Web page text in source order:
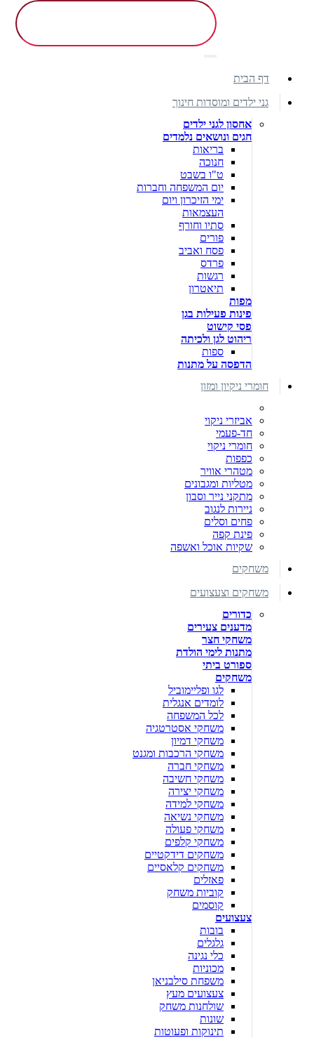
דף הבית
גני ילדים ומוסדות חינוך
אחסון לגני ילדים
חגים ונושאים נלמדים
בריאות
חנוכה
ט"ו בשבט
יום המשפחה וחברות
ימי הזיכרון ויום
העצמאות
סתיו וחורף
פורים
פסח ואביב
פרדס
רגשות
תיאטרון
מפות
פינות פעילות בגן
פסי קישוט
ריהוט לגן ולכיתה
ספות
הדפסה על מתנות
חומרי ניקיון ומזון
אביזרי ניקוי
חד-פעמי
חומרי ניקוי
כפפות
מטהרי אוויר
מטליות ומגבונים
מתקני נייר וסבון
ניירות לנגוב
פחים וסלים
פינת קפה
שקיות אוכל ואשפה
משחקים
משחקים וצעצועים
כדורים
מדענים צעירים
משחקי חצר
מתנות לימי הולדת
ספורט ביתי
משחקים
לגו ופליימוביל
לומדים אנגלית
לכל המשפחה
משחקי אסטרטגיה
משחקי דמיון
משחקי הרכבות ומגנט
משחקי חברה
משחקי חשיבה
משחקי יצירה
משחקי למידה
משחקי נשיאה
משחקי פעולה
משחקי קלפים
משחקים דידקטיים
משחקים קלאסיים
פאזלים
קוביות משחק
קוסמים
צעצועים
בובות
גלגלים
כלי נגינה
מכוניות
משפחת סילבניאן
צעצועים מעץ
שולחנות משחק
שונות
תינוקות ופעוטות